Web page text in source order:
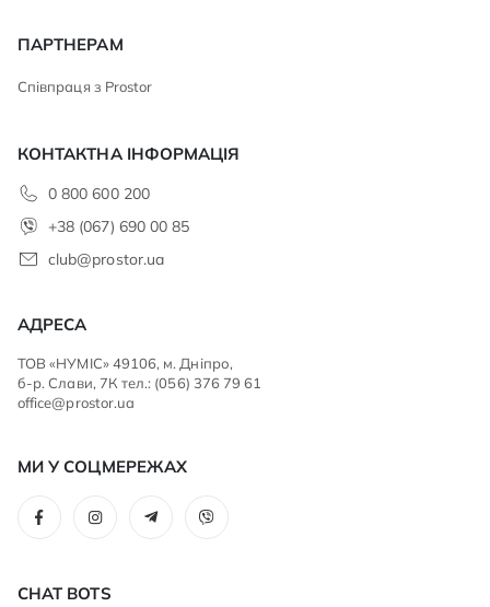
ПАРТНЕРАМ
Співпраця з Prostor
КОНТАКТНА ІНФОРМАЦІЯ
0 800 600 200
+38 (067) 690 00 85
club@prostor.ua
АДРЕСА
ТОВ «НУМІС» 49106, м. Дніпро,
б-р. Слави, 7К тел.: (056) 376 79 61
office@prostor.ua
МИ У СОЦМЕРЕЖАХ
CHAT BOTS